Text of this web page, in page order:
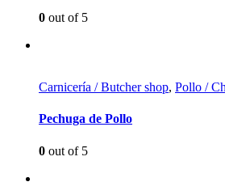
0 out of 5
Carnicería / Butcher shop, Pollo /
Pechuga de Pollo
0 out of 5